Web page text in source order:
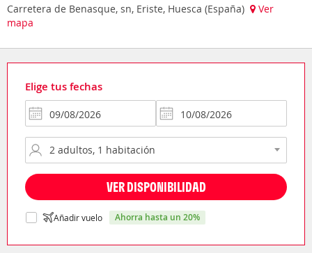
Carretera de Benasque, sn, Eriste, Huesca (España)
Ver
mapa
Elige tus fechas
VER DISPONIBILIDAD
Añadir vuelo ahorra hasta un 20%